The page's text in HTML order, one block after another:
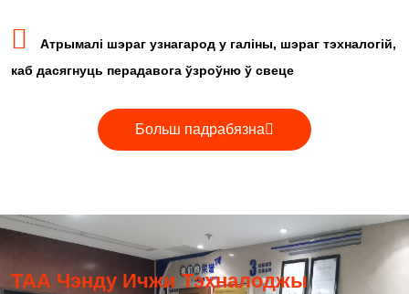

Атрымалі шэраг узнагарод у галіны, шэраг тэхналогій,
каб дасягнуць перадавога ўзроўню ў свеце
Больш падрабязна
ТАА Чэнду Ичжи Тэхналоджы